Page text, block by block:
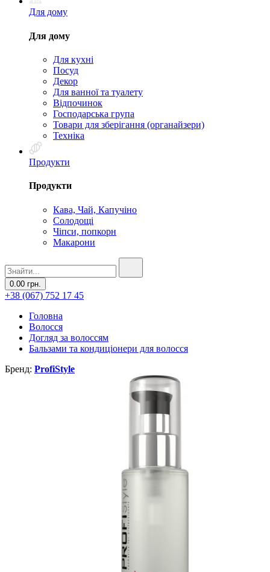
Для дому
Для дому
Для кухні
Посуд
Декор
Для ванної та туалету
Відпочинок
Господарська група
Товари для зберігання (органайзери)
Техніка
Продукти
Продукти
Кава, Чай, Капучіно
Солодощі
Чіпси, попкорн
Макарони
0.00 грн.
+38 (067) 752 17 45
Головна
Волосся
Догляд за волоссям
Бальзами та кондиціонери для волосся
Бренд: ProfiStyle